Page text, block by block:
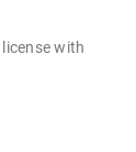
license with